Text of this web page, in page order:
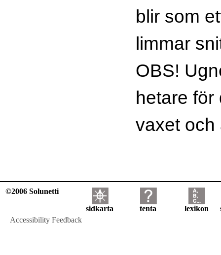
blir som
limmar
OBS!
hetare för
vaxet
©2006 Solunetti
sidkarta tenta lexikon
Accessibility Feedback